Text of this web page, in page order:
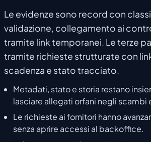
Le evidenze sono record con
validazione, collegamento ai
tramite link temporanei. Le terze
tramite richieste strutturate con
scadenza e stato tracciato.
Metadati, stato e storia restano
lasciare allegati orfani negli scambi
Le richieste ai fornitori hanno
senza aprire accessi al backoffice.